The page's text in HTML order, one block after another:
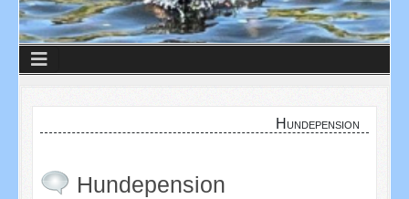
Hundepension
Hundepension